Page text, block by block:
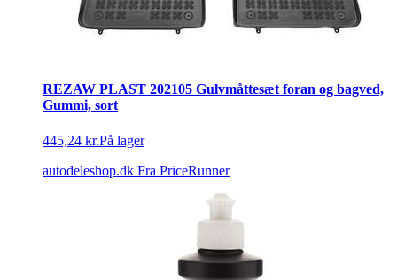
REZAW PLAST 202105 Gulvmåttesæt foran og bagved,
Gummi, sort
445,24 kr.På lager
autodeleshop.dk Fra PriceRunner